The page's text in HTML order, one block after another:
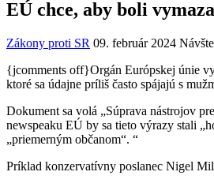
EÚ chce, aby boli
Zákony proti SR 09. február 2024
{jcomments off}Orgán Európskej únie
ktoré sa údajne príliš často spájajú s
Dokument sa volá „Súprava nástrojov
newspeaku EÚ by sa tieto výrazy stali
„priemerným občanom“. “
Príklad konzervatívny poslanec Nigel